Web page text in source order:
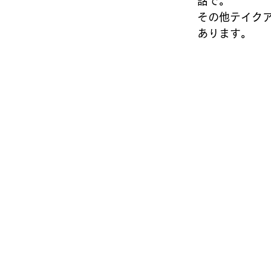
その他テイク
あります。